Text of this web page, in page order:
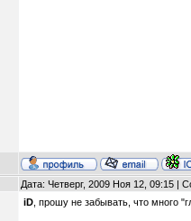
Дата: Четверг, 2009 Ноя 12, 09:15 |
iD , прошу не забывать, что много